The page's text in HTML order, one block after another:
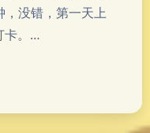
，没错，第一天上
卡。…